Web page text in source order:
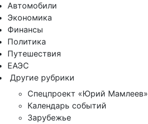
Автомобили
Экономика
Финансы
Политика
Путешествия
ЕАЭС
Другие рубрики
Спецпроект «Юрий Мамлеев»
Календарь событий
Зарубежье